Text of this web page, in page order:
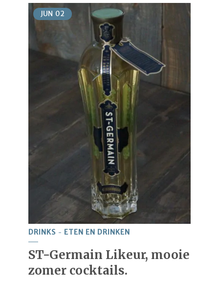
JUN 02
DRINKS ETEN EN DRINKEN
ST-Germain Likeur, mooie
zomer cocktails.